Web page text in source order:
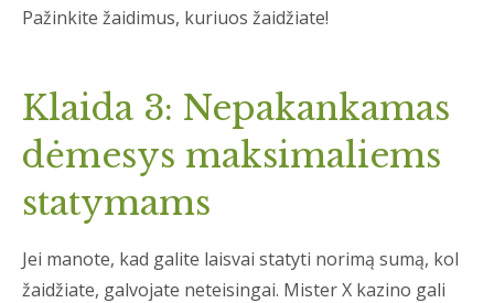
Pažinkite žaidimus, kuriuos žaidžiate!
Klaida 3: Nepakankamas
dėmesys maksimaliems
statymams
Jei manote, kad galite laisvai statyti norimą sumą, kol
žaidžiate, galvojate neteisingai. Mister X kazino gali